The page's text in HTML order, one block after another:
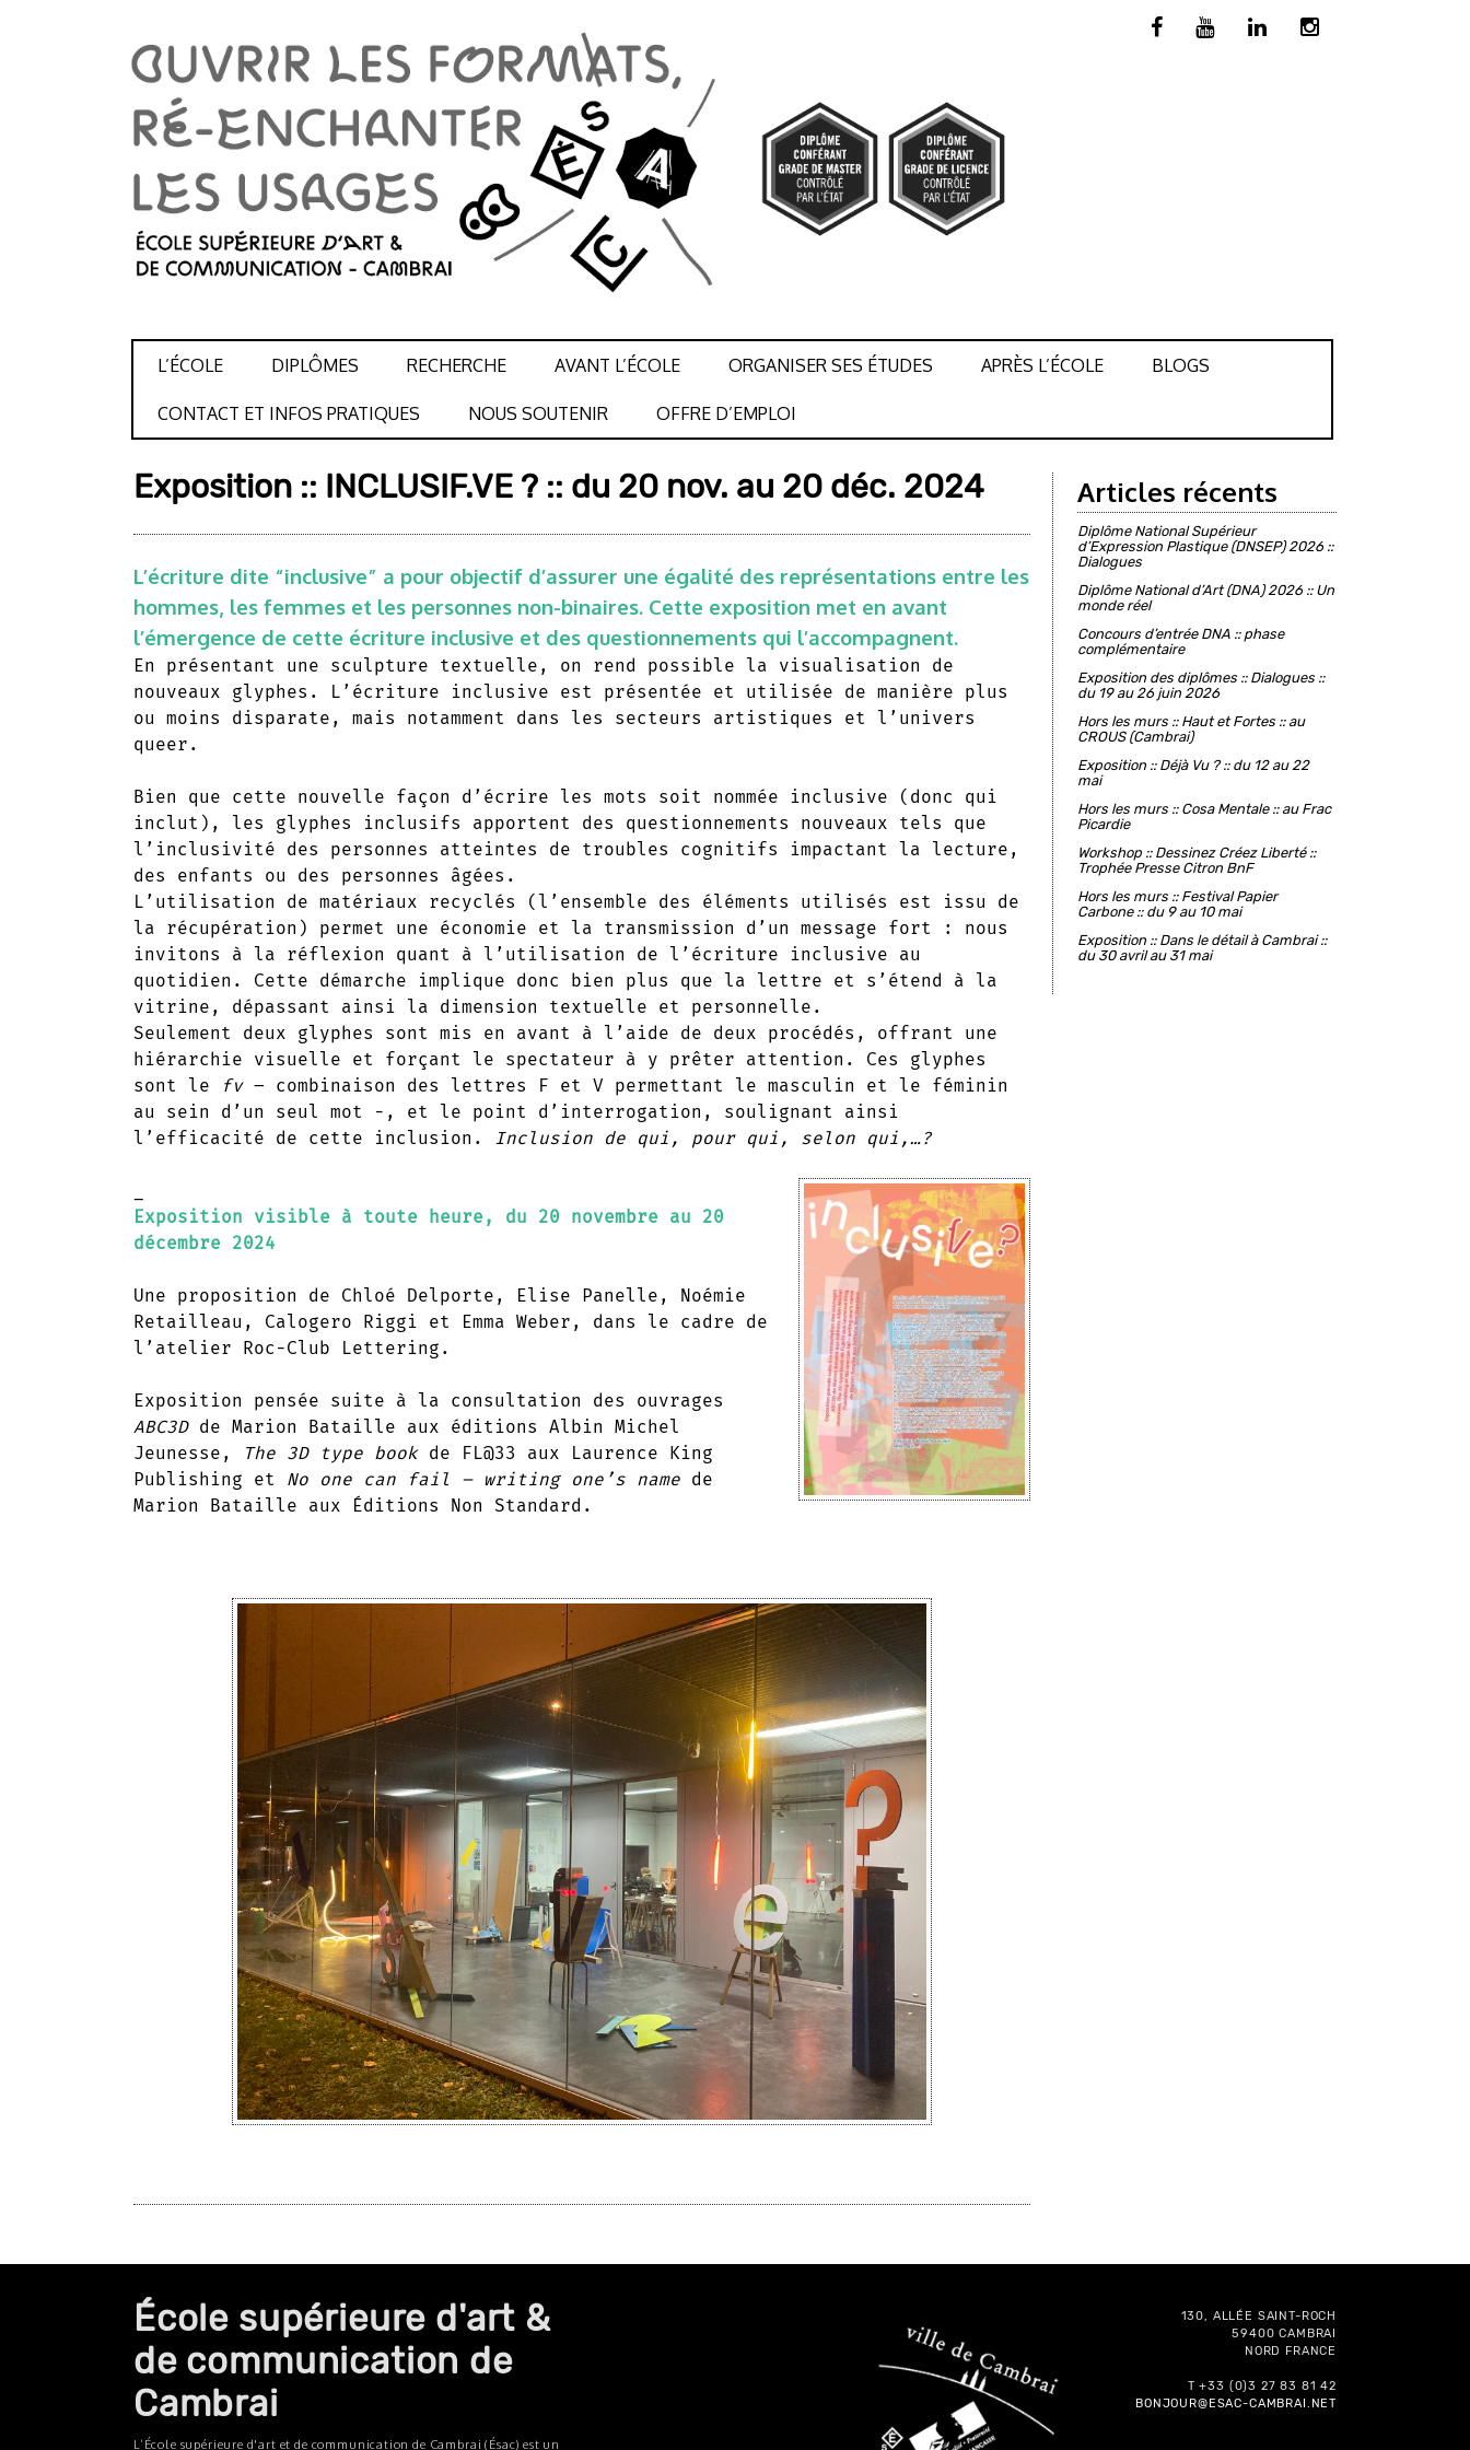
SKIP TO CONTENT
L’ÉCOLE DIPLÔMES RECHERCHE AVANT L’ÉCOLE ORGANISER SES ÉTUDES APRÈS L’ÉCOLE BLOGS
CONTACT ET INFOS PRATIQUES NOUS SOUTENIR OFFRE D’EMPLOI
Exposition :: INCLUSIF.VE ? :: du 20 nov. au 20 déc. 2024
L’écriture dite “inclusive” a pour objectif d’assurer une égalité des représentations entre les
hommes, les femmes et les personnes non-binaires. Cette exposition met en avant
l’émergence de cette écriture inclusive et des questionnements qui l’accompagnent.
En présentant une sculpture textuelle, on rend possible la visualisation de
nouveaux glyphes. L’écriture inclusive est présentée et utilisée de manière plus
ou moins disparate, mais notamment dans les secteurs artistiques et l’univers
queer.
Bien que cette nouvelle façon d’écrire les mots soit nommée inclusive (donc qui
inclut), les glyphes inclusifs apportent des questionnements nouveaux tels que
l’inclusivité des personnes atteintes de troubles cognitifs impactant la lecture,
des enfants ou des personnes âgées.
L’utilisation de matériaux recyclés (l’ensemble des éléments utilisés est issu de
la récupération) permet une économie et la transmission d’un message fort : nous
invitons à la réflexion quant à l’utilisation de l’écriture inclusive au
quotidien. Cette démarche implique donc bien plus que la lettre et s’étend à la
vitrine, dépassant ainsi la dimension textuelle et personnelle.
Seulement deux glyphes sont mis en avant à l’aide de deux procédés, offrant une
hiérarchie visuelle et forçant le spectateur à y prêter attention. Ces glyphes
sont le
fv– combinaison des lettres F et V permettant le masculin et le féminin
au sein d’un seul mot -, et le point d’interrogation, soulignant ainsi
l’efficacité de cette inclusion.
Inclusion de qui, pour qui, selon qui,…?
Exposition visible à toute heure, du 20 novembre au 20
décembre 2024
Une proposition de Chloé Delporte, Elise Panelle, Noémie
Retailleau, Calogero Riggi et Emma Weber, dans le cadre de
l’atelier Roc-Club Lettering.
Exposition pensée suite à la consultation des ouvrages
ABC3Dde Marion Bataille aux éditions Albin Michel
Jeunesse,
The 3D type bookde FL@33 aux Laurence King
Publishing et
No one can fail – writing one’s name de
Marion Bataille aux Éditions Non Standard.
Articles récents
Diplôme National Supérieur
d’Expression Plastique (DNSEP) 2026 ::
Dialogues
Diplôme National d’Art (DNA) 2026 :: Un
monde réel
Concours d’entrée DNA :: phase
complémentaire
Exposition des diplômes :: Dialogues ::
du 19 au 26 juin 2026
Hors les murs :: Haut et Fortes :: au
CROUS (Cambrai)
Exposition :: Déjà Vu ? :: du 12 au 22
mai
Hors les murs :: Cosa Mentale :: au Frac
Picardie
Workshop :: Dessinez Créez Liberté ::
Trophée Presse Citron BnF
Hors les murs :: Festival Papier
Carbone :: du 9 au 10 mai
Exposition :: Dans le détail à Cambrai ::
du 30 avril au 31 mai
École supérieure d'art &
de communication de
Cambrai
L’École supérieure d'art et de communication de Cambrai (Ésac) est un
130, ALLÉE SAINT-ROCH
59400 CAMBRAI
NORD FRANCE
T +33 (0)3 27 83 81 42
BONJOUR@ESAC-CAMBRAI.NET